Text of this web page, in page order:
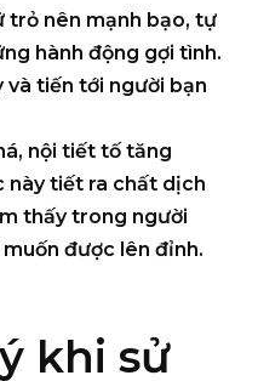
trỏ nên mạnh bạo, tự
hành động gợi tình.
và tiến tới người bạn
nội tiết tố tăng
này tiết ra chất dịch
thấy trong người
được lên đỉnh.
khi sử